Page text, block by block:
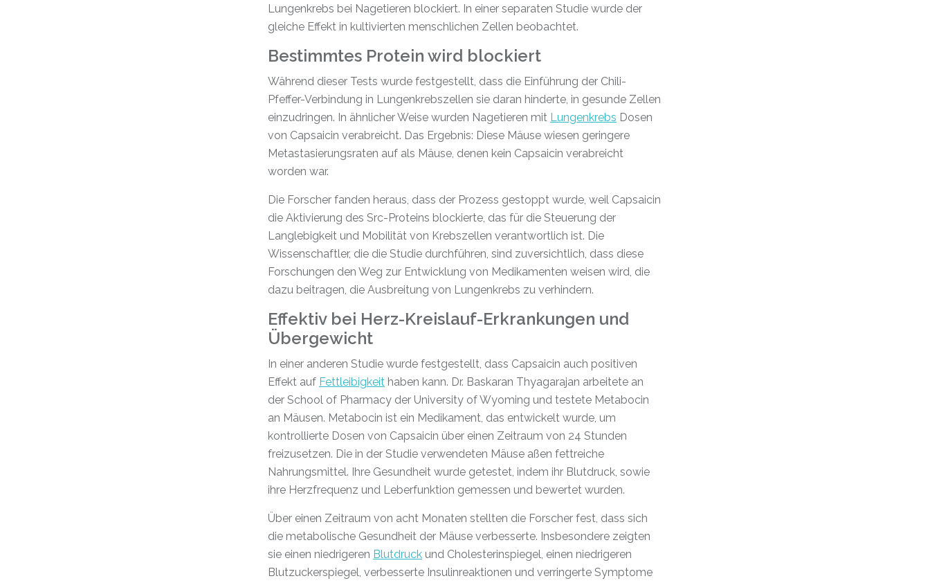
Lungenkrebs bei Nagetieren blockiert. In einer separaten Studie wurde der
gleiche Effekt in kultivierten menschlichen Zellen beobachtet.
Bestimmtes Protein wird blockiert
Während dieser Tests wurde festgestellt, dass die Einführung der Chili-
Pfeffer-Verbindung in Lungenkrebszellen sie daran hinderte, in gesunde Zellen
einzudringen. In ähnlicher Weise wurden Nagetieren mit Lungenkrebs Dosen
von Capsaicin verabreicht. Das Ergebnis: Diese Mäuse wiesen geringere
Metastasierungsraten auf als Mäuse, denen kein Capsaicin verabreicht
worden war.
Die Forscher fanden heraus, dass der Prozess gestoppt wurde, weil Capsaicin
die Aktivierung des Src-Proteins blockierte, das für die Steuerung der
Langlebigkeit und Mobilität von Krebszellen verantwortlich ist. Die
Wissenschaftler, die die Studie durchführen, sind zuversichtlich, dass diese
Forschungen den Weg zur Entwicklung von Medikamenten weisen wird, die
dazu beitragen, die Ausbreitung von Lungenkrebs zu verhindern.
Effektiv bei Herz-Kreislauf-Erkrankungen und
Übergewicht
In einer anderen Studie wurde festgestellt, dass Capsaicin auch positiven
Effekt auf Fettleibigkeit haben kann. Dr. Baskaran Thyagarajan arbeitete an
der School of Pharmacy der University of Wyoming und testete Metabocin
an Mäusen. Metabocin ist ein Medikament, das entwickelt wurde, um
kontrollierte Dosen von Capsaicin über einen Zeitraum von 24 Stunden
freizusetzen. Die in der Studie verwendeten Mäuse aßen fettreiche
Nahrungsmittel. Ihre Gesundheit wurde getestet, indem ihr Blutdruck, sowie
ihre Herzfrequenz und Leberfunktion gemessen und bewertet wurden.
Über einen Zeitraum von acht Monaten stellten die Forscher fest, dass sich
die metabolische Gesundheit der Mäuse verbesserte. Insbesondere zeigten
sie einen niedrigeren Blutdruck und Cholesterinspiegel, einen niedrigeren
Blutzuckerspiegel, verbesserte Insulinreaktionen und verringerte Symptome